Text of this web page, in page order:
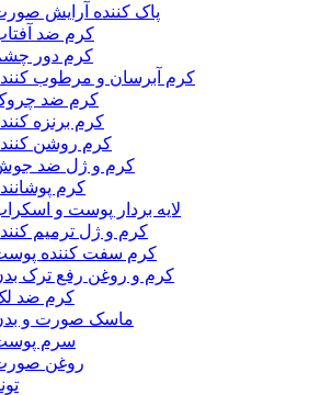
پاک کننده آرایش
کرم ضد
کرم دور
کرم آبرسان و مرطوب
کرم ضد
کرم برنزه
کرم روشن
کرم و ژل ضد
کرم
لایه بردار پوست و
کرم و ژل ترمیم
کرم سفت کننده
کرم و روغن رفع ترک
کرم ضد
ماسک صورت و
سرم
روغن